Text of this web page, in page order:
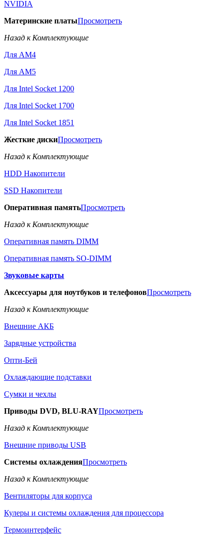
NVIDIA
Материнские платыПросмотреть
Назад к Комплектующие
Для AM4
Для AM5
Для Intel Socket 1200
Для Intel Socket 1700
Для Intel Socket 1851
Жесткие дискиПросмотреть
Назад к Комплектующие
HDD Накопители
SSD Накопители
Оперативная памятьПросмотреть
Назад к Комплектующие
Оперативная память DIMM
Оперативная память SO-DIMM
Звуковые карты
Аксессуары для ноутбуков и телефоновПросмотреть
Назад к Комплектующие
Внешние АКБ
Зарядные устройства
Опти-Бей
Охлаждающие подставки
Сумки и чехлы
Приводы DVD, BLU-RAYПросмотреть
Назад к Комплектующие
Внешние приводы USB
Системы охлажденияПросмотреть
Назад к Комплектующие
Вентиляторы для корпуса
Кулеры и системы охлаждения для процессора
Термоинтерфейс